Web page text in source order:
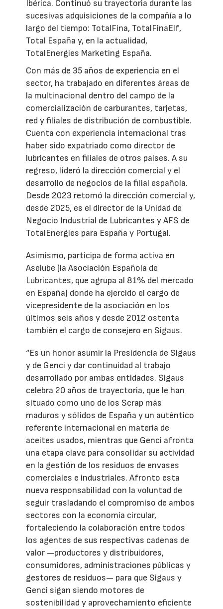
Ibérica. Continuó su trayectoria durante las
sucesivas adquisiciones de la compañía a lo
largo del tiempo: TotalFina, TotalFinaElf,
Total España y, en la actualidad,
TotalEnergies Marketing España.
Con más de 35 años de experiencia en el
sector, ha trabajado en diferentes áreas de
la multinacional dentro del campo de la
comercialización de carburantes, tarjetas,
red y filiales de distribución de combustible.
Cuenta con experiencia internacional tras
haber sido expatriado como director de
lubricantes en filiales de otros países. A su
regreso, lideró la dirección comercial y el
desarrollo de negocios de la filial española.
Desde 2023 retomó la dirección comercial y,
desde 2025, es el director de la Unidad de
Negocio Industrial de Lubricantes y AFS de
TotalEnergies para España y Portugal.
Asimismo, participa de forma activa en
Aselube (la Asociación Española de
Lubricantes, que agrupa al 81% del mercado
en España) donde ha ejercido el cargo de
vicepresidente de la asociación en los
últimos seis años y desde 2012 ostenta
también el cargo de consejero en Sigaus.
“Es un honor asumir la Presidencia de Sigaus
y de Genci y dar continuidad al trabajo
desarrollado por ambas entidades. Sigaus
celebra 20 años de trayectoria, que le han
situado como uno de los Scrap más
maduros y sólidos de España y un auténtico
referente internacional en materia de
aceites usados, mientras que Genci afronta
una etapa clave para consolidar su actividad
en la gestión de los residuos de envases
comerciales e industriales. Afronto esta
nueva responsabilidad con la voluntad de
seguir trasladando el compromiso de ambos
sectores con la economía circular,
fortaleciendo la colaboración entre todos
los agentes de sus respectivas cadenas de
valor —productores y distribuidores,
consumidores, administraciones públicas y
gestores de residuos— para que Sigaus y
Genci sigan siendo motores de
sostenibilidad y aprovechamiento eficiente